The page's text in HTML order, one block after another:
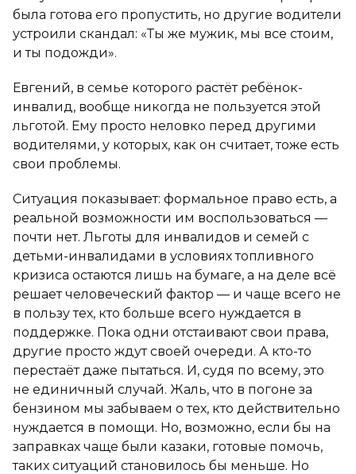
была готова его пропустить, но другие водители
устроили скандал: «Ты же мужик, мы все стоим,
и ты подожди».
Евгений, в семье которого растёт ребёнок-
инвалид, вообще никогда не пользуется этой
льготой. Ему просто неловко перед другими
водителями, у которых, как он считает, тоже есть
свои проблемы.
Ситуация показывает: формальное право есть, а
реальной возможности им воспользоваться —
почти нет. Льготы для инвалидов и семей с
детьми-инвалидами в условиях топливного
кризиса остаются лишь на бумаге, а на деле всё
решает человеческий фактор — и чаще всего не
в пользу тех, кто больше всего нуждается в
поддержке. Пока одни отстаивают свои права,
другие просто ждут своей очереди. А кто-то
перестаёт даже пытаться. И, судя по всему, это
не единичный случай. Жаль, что в погоне за
бензином мы забываем о тех, кто действительно
нуждается в помощи. Но, возможно, если бы на
заправках чаще были казаки, готовые помочь,
таких ситуаций становилось бы меньше. Но